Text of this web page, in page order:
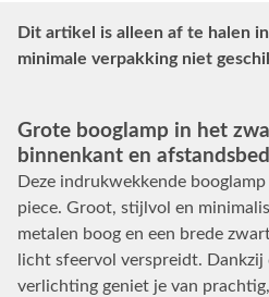
Dit artikel is alleen af te halen
minimale verpakking niet
Grote booglamp in het
binnenkant en
Deze indrukwekkende
piece. Groot, stijlvol en
metalen boog en een brede
licht sfeervol verspreidt. Dankzij
verlichting geniet je van